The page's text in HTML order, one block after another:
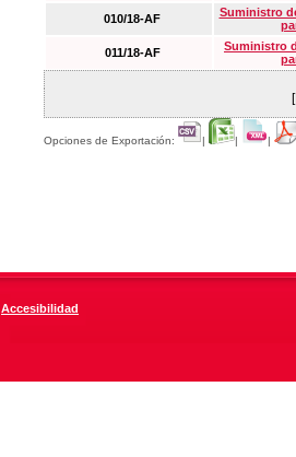
010/18-AF
Suministro
011/18-AF
Suministro
Opciones de Exportación: | | |
Accesibilidad